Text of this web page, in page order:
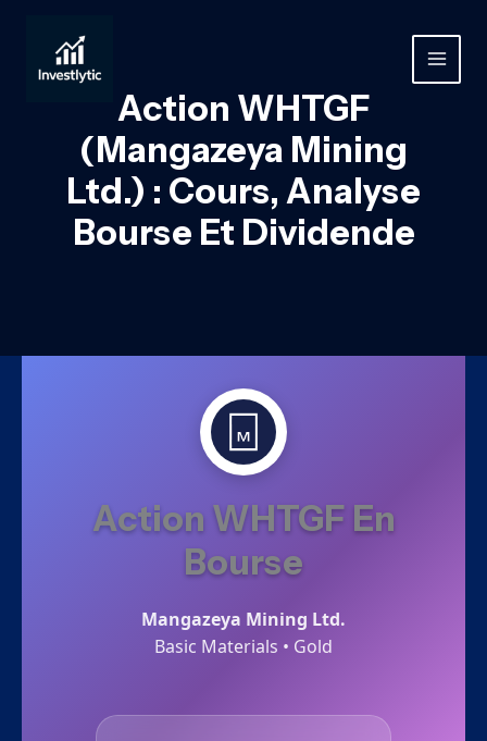
contenu
MAIN
Action WHTGF
(Mangazeya Mining
Ltd.) : Cours, Analyse
Bourse Et Dividende
Action WHTGF En
Bourse
Mangazeya Mining Ltd.
Basic Materials • Gold